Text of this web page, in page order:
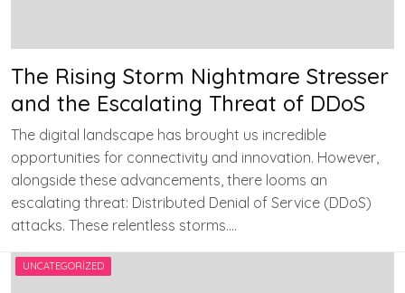
The Rising Storm Nightmare Stresser
and the Escalating Threat of DDoS
The digital landscape has brought us incredible
opportunities for connectivity and innovation. However,
alongside these advancements, there looms an
escalating threat: Distributed Denial of Service (DDoS)
attacks. These relentless storms….
UNCATEGORIZED